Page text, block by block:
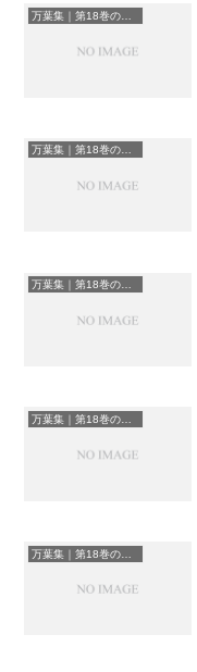
万葉集｜第18巻の和歌一覧
万葉集｜第18巻の和歌一覧
万葉集｜第18巻の和歌一覧
万葉集｜第18巻の和歌一覧
万葉集｜第18巻の和歌一覧